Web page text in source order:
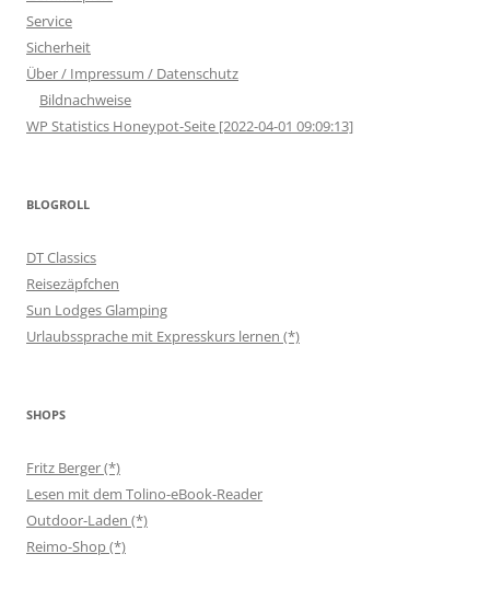
Service
Sicherheit
Über / Impressum / Datenschutz
Bildnachweise
WP Statistics Honeypot-Seite [2022-04-01 09:09:13]
BLOGROLL
DT Classics
Reisezäpfchen
Sun Lodges Glamping
Urlaubssprache mit Expresskurs lernen (*)
SHOPS
Fritz Berger (*)
Lesen mit dem Tolino-eBook-Reader
Outdoor-Laden (*)
Reimo-Shop (*)